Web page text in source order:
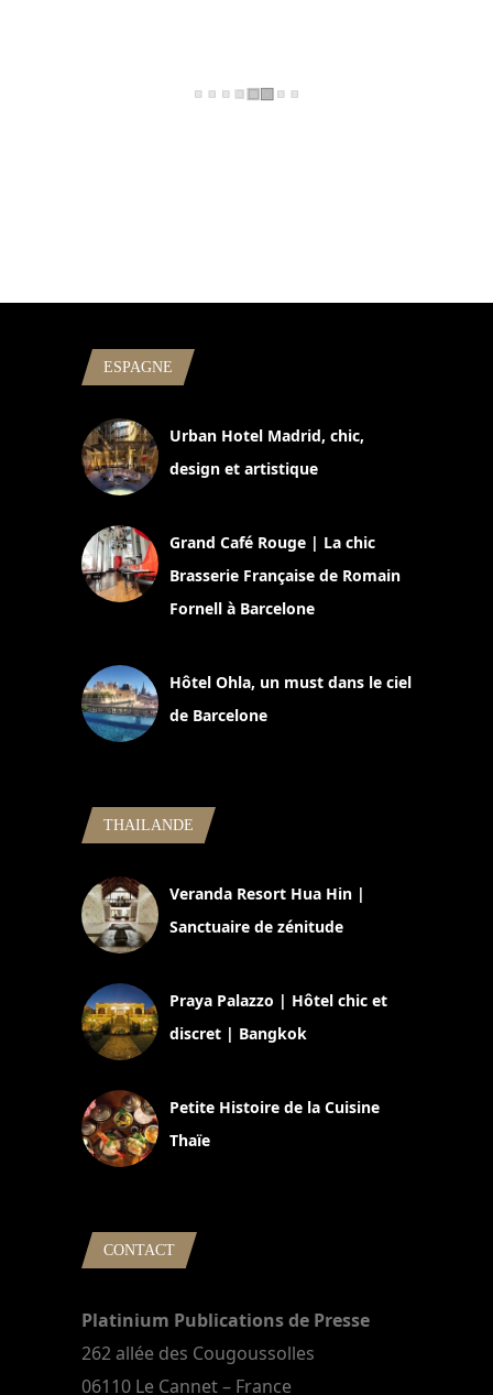
ESPAGNE
Urban Hotel Madrid, chic,
design et artistique
Grand Café Rouge | La chic
Brasserie Française de Romain
Fornell à Barcelone
Hôtel Ohla, un must dans le ciel
de Barcelone
THAILANDE
Veranda Resort Hua Hin |
Sanctuaire de zénitude
Praya Palazzo | Hôtel chic et
discret | Bangkok
Petite Histoire de la Cuisine
Thaïe
CONTACT
Platinium Publications de Presse
262 allée des Cougoussolles
06110 Le Cannet – France